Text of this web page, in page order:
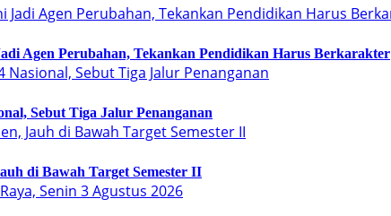
Agen Perubahan, Tekankan Pendidikan Harus Berkarakter
Sebut Tiga Jalur Penanganan
di Bawah Target Semester II